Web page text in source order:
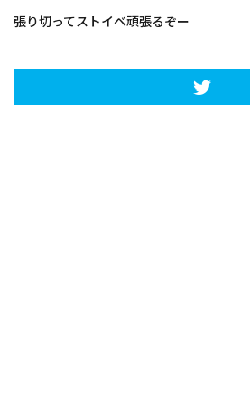
張り切ってストイベ頑張るぞー